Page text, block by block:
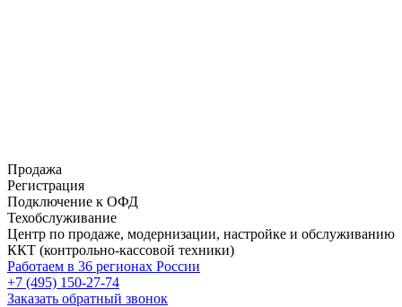
Продажа
Регистрация
Подключение к ОФД
Техобслуживание
Центр по продаже, модернизации, настройке и обслуживанию
ККТ (контрольно-кассовой техники)
Работаем в 36 регионах России
+7 (495) 150-27-74
Заказать обратный звонок